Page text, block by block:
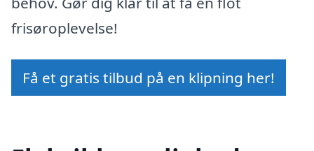
frisøroplevelse!
Få et gratis tilbud på en klipning her!